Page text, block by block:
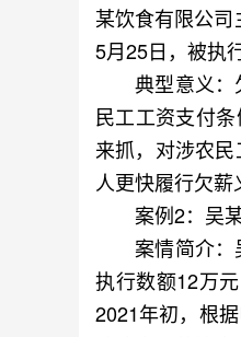
某饮食有限公
5月25日，被执
典型意义：欠
民工工资支付
来抓，对涉农
人更快履行欠薪
案例2：吴某
案情简介：吴
执行数额12万
2021年初，根